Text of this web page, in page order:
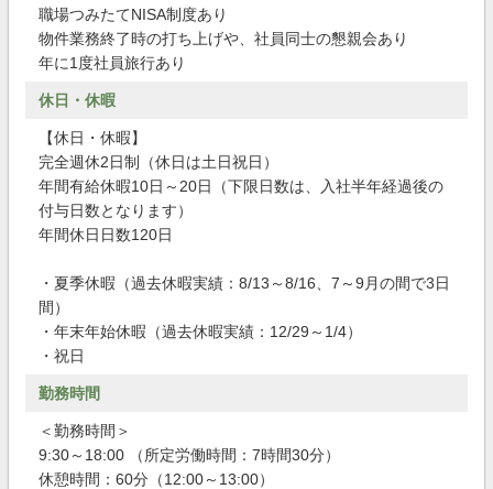
職場つみたてNISA制度あり
物件業務終了時の打ち上げや、社員同士の懇親会あり
年に1度社員旅行あり
休日・休暇
【休日・休暇】
完全週休2日制（休日は土日祝日）
年間有給休暇10日～20日（下限日数は、入社半年経過後の
付与日数となります）
年間休日日数120日
・夏季休暇（過去休暇実績：8/13～8/16、7～9月の間で3日
間）
・年末年始休暇（過去休暇実績：12/29～1/4）
・祝日
勤務時間
＜勤務時間＞
9:30～18:00 （所定労働時間：7時間30分）
休憩時間：60分（12:00～13:00）